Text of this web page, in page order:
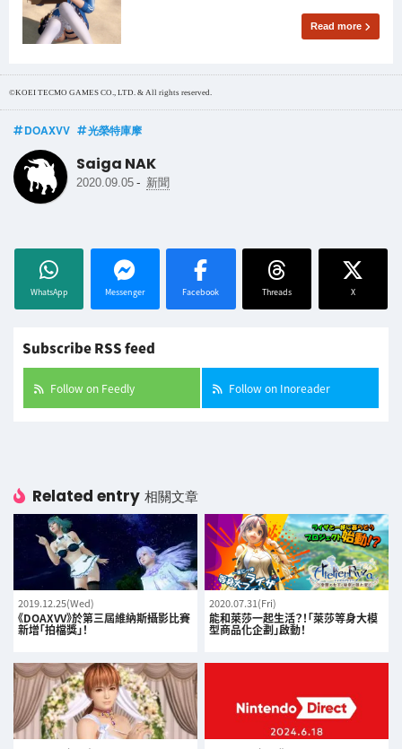
Read more
©KOEI TECMO GAMES CO., LTD. & All rights reserved.
DOAXVV 光榮特庫摩
Saiga NAK
2020.09.05 - 新聞
WhatsApp Messenger Facebook Threads X
Subscribe RSS feed
Follow on Feedly Follow on Inoreader
Related entry 相關文章
2019.12.25(Wed)
《DOAXVV》於第三屆維納斯攝影比賽
新增「拍檔獎」！
2020.07.31(Fri)
能和萊莎一起生活？！「萊莎等身大模
型商品化企劃」啟動！